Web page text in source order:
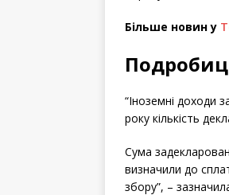
Більше новин у
“Іноземні доходи
року кількість
Сума
визначили до
збору”, –